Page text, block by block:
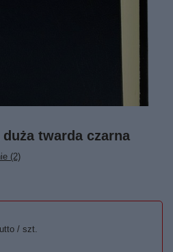
twarda czarna
(2)
/ szt.